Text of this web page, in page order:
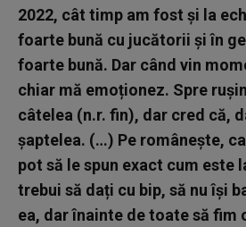
2022, cât timp am fost și la
foarte bună cu jucătorii și în
foarte bună. Dar când vin
chiar mă emoționez. Spre
câtelea (n.r. fin), dar cred că,
șaptelea. (…) Pe românește,
pot să le spun exact cum este
trebui să dați cu bip, să nu își
ea, dar înainte de toate să fim